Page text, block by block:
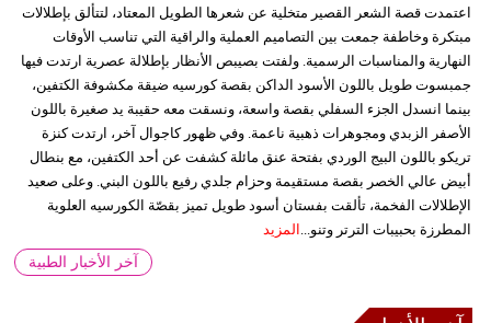
اعتمدت قصة الشعر القصير متخلية عن شعرها الطويل المعتاد، لتتألق بإطلالات
مبتكرة وخاطفة جمعت بين التصاميم العملية والراقية التي تناسب الأوقات
النهارية والمناسبات الرسمية. ولفتت بصيبص الأنظار بإطلالة عصرية ارتدت فيها
جمبسوت طويل باللون الأسود الداكن بقصة كورسيه ضيقة مكشوفة الكتفين،
بينما انسدل الجزء السفلي بقصة واسعة، ونسقت معه حقيبة يد صغيرة باللون
الأصفر الزبدي ومجوهرات ذهبية ناعمة. وفي ظهور كاجوال آخر، ارتدت كنزة
تريكو باللون البيج الوردي بفتحة عنق مائلة كشفت عن أحد الكتفين، مع بنطال
أبيض عالي الخصر بقصة مستقيمة وحزام جلدي رفيع باللون البني. وعلى صعيد
الإطلالات الفخمة، تألقت بفستان أسود طويل تميز بقصّة الكورسيه العلوية
المطرزة بحبيبات الترتر وتنو... المزيد
آخر الأخبار الطبية